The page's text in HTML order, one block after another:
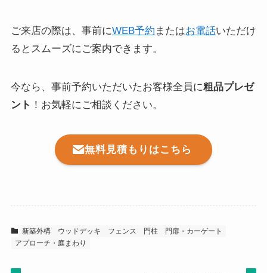
ご来店の際は、事前にWEB予約 またはお電話いただけ
るとスムーズにご案内できます。
今なら、事前予約いただいたお客様全員に粗品プレゼ
ント ！お気軽にご相談ください。
無料見積もりはこちら
新築外構 ウッドデッキ フェンス 門柱
門扉・カーゲート
アプローチ・庭まわり